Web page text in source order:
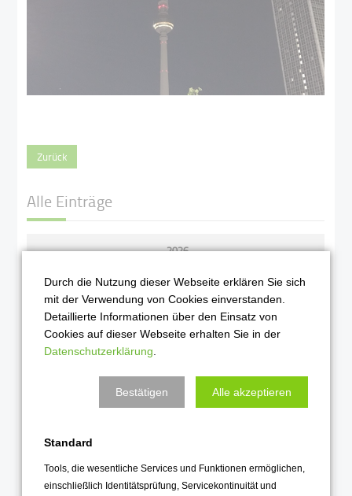
Zurück
Alle Einträge
2026
August 2026
Juli 2026
Juni 2026
Mai 2026
April 2026
Januar 2026
2025
Durch die Nutzung dieser Webseite erklären Sie sich
mit der Verwendung von Cookies einverstanden.
Detaillierte Informationen über den Einsatz von
Cookies auf dieser Webseite erhalten Sie in der
Datenschutzerklärung
Bestätigen Alle akzeptieren
Standard
Tools, die wesentliche Services und Funktionen ermöglichen,
einschließlich Identitätsprüfung, Servicekontinuität und